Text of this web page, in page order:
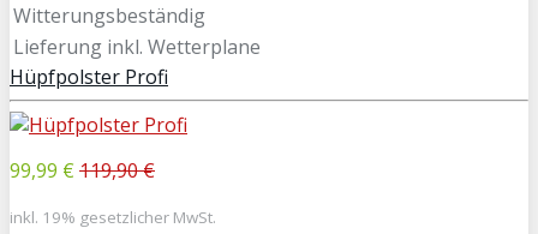
Witterungsbeständig
Lieferung inkl. Wetterplane
Hüpfpolster Profi
99,99 € 119,90 €
inkl. 19% gesetzlicher MwSt.